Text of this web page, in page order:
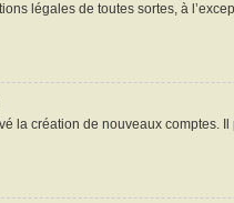
légales de toutes sortes, à
la création de nouveaux